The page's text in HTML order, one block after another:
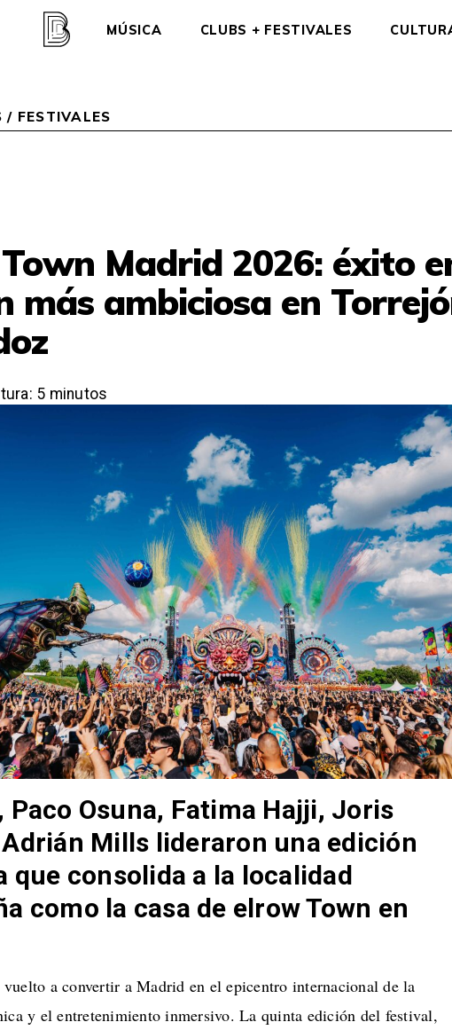
MÚSICA CLUBS + FESTIVALES
/ FESTIVALES
Madrid 2026: éxito
más ambiciosa en
5 minutos
Paco Osuna, Fatima Hajji, Joris
Mills lideraron una edición
que consolida a la localidad
como la casa de elrow Town en
vuelto a convertir a Madrid en el epicentro internacional de la
y el entretenimiento inmersivo. La quinta edición del festival,